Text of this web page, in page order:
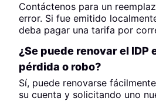
Contáctenos para un
error. Si fue emitido
deba pagar una tarifa por
¿Se puede renovar el IDP
pérdida o robo?
Sí, puede renovarse
su cuenta y solicitando uno